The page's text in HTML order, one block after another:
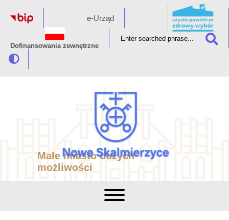
e-Urząd
Dofinansowania zewnętrzne
Małe miasto dużych
możliwości